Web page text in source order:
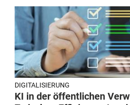
DIGITALISIERUNG
KI in der öffentlichen